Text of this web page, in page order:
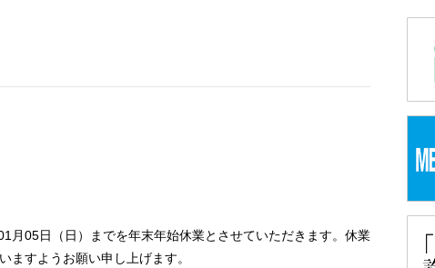
05日（日）までを年末年始休業とさせていただきます。休業
ますようお願い申し上げます。